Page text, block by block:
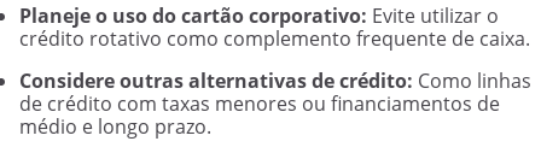
Planeje o uso do cartão corporativo: Evite utilizar o
crédito rotativo como complemento frequente de caixa.
Considere outras alternativas de crédito: Como linhas
de crédito com taxas menores ou financiamentos de
médio e longo prazo.